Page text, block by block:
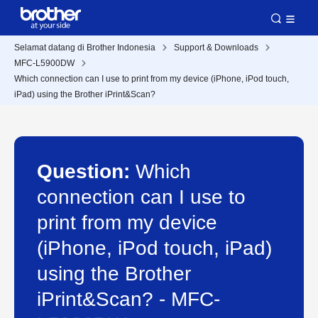
Selamat datang di Brother Indonesia
Support & Downloads
MFC-L5900DW
Which connection can I use to print from my device (iPhone, iPod touch,
iPad) using the Brother iPrint&Scan?
Question: Which
connection can I use to
print from my device
(iPhone, iPod touch, iPad)
using the Brother
iPrint&Scan? - MFC-